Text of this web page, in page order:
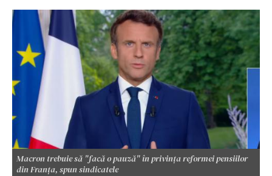
Macron trebuie să "facă o pauză" în privința reformei pensiilor
din Franța, spun sindicatele